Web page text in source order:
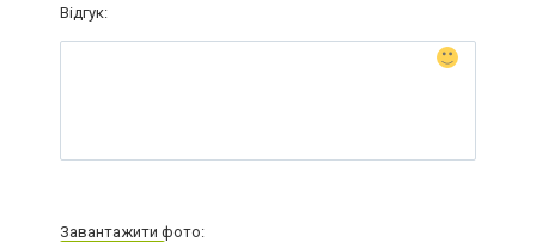
Відгук:
Завантажити фото: